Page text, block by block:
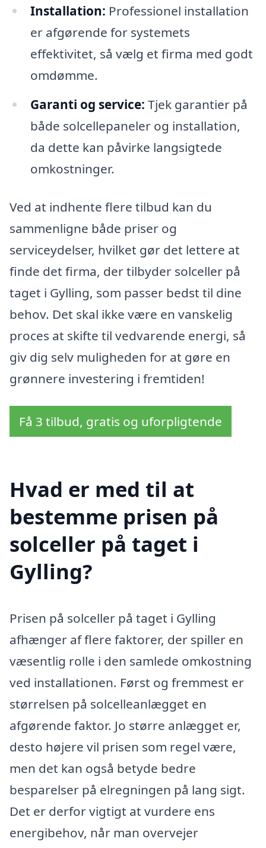
Installation: Professionel installation
er afgørende for systemets
effektivitet, så vælg et firma med godt
omdømme.
Garanti og service: Tjek garantier på
både solcellepaneler og installation,
da dette kan påvirke langsigtede
omkostninger.
Ved at indhente flere tilbud kan du
sammenligne både priser og
serviceydelser, hvilket gør det lettere at
finde det firma, der tilbyder solceller på
taget i Gylling, som passer bedst til dine
behov. Det skal ikke være en vanskelig
proces at skifte til vedvarende energi, så
giv dig selv muligheden for at gøre en
grønnere investering i fremtiden!
Få 3 tilbud, gratis og uforpligtende
Hvad er med til at
bestemme prisen på
solceller på taget i
Gylling?
Prisen på solceller på taget i Gylling
afhænger af flere faktorer, der spiller en
væsentlig rolle i den samlede omkostning
ved installationen. Først og fremmest er
størrelsen på solcelleanlægget en
afgørende faktor. Jo større anlægget er,
desto højere vil prisen som regel være,
men det kan også betyde bedre
besparelser på elregningen på lang sigt.
Det er derfor vigtigt at vurdere ens
energibehov, når man overvejer